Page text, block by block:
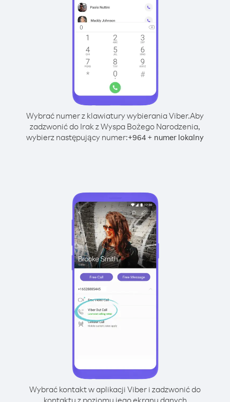
Wybrać numer z klawiatury wybierania Viber.Aby
zadzwonić do Irak z Wyspa Bożego Narodzenia,
wybierz następujący numer:+964 + numer lokalny
Wybrać kontakt w aplikacji Viber i zadzwonić do
kontaktu z poziomu jego ekranu danych